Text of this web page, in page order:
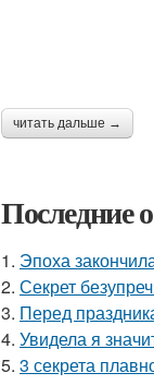
читать дальше →
Последние
1. Эпоха
2. Секрет
3. Перед
4. Увидела я
5. 3 секрета